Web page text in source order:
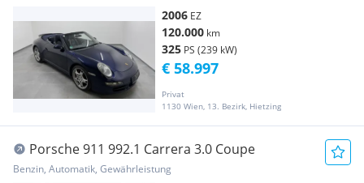
2006 EZ
120.000 km
325 PS (239 kW)
Privat
1130 Wien, 13. Bezirk, Hietzing
€ 58.997
Porsche 911 992.1 Carrera 3.0 Coupe
Benzin, Automatik, Gewährleistung